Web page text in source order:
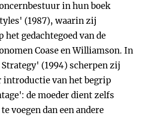
in hun boek
(1987), waarin zij
het gedachtegoed van de
Coase en Williamson. In
(1994) scherpen zij
introductie van het begrip
de moeder dient zelfs
voegen dan een andere